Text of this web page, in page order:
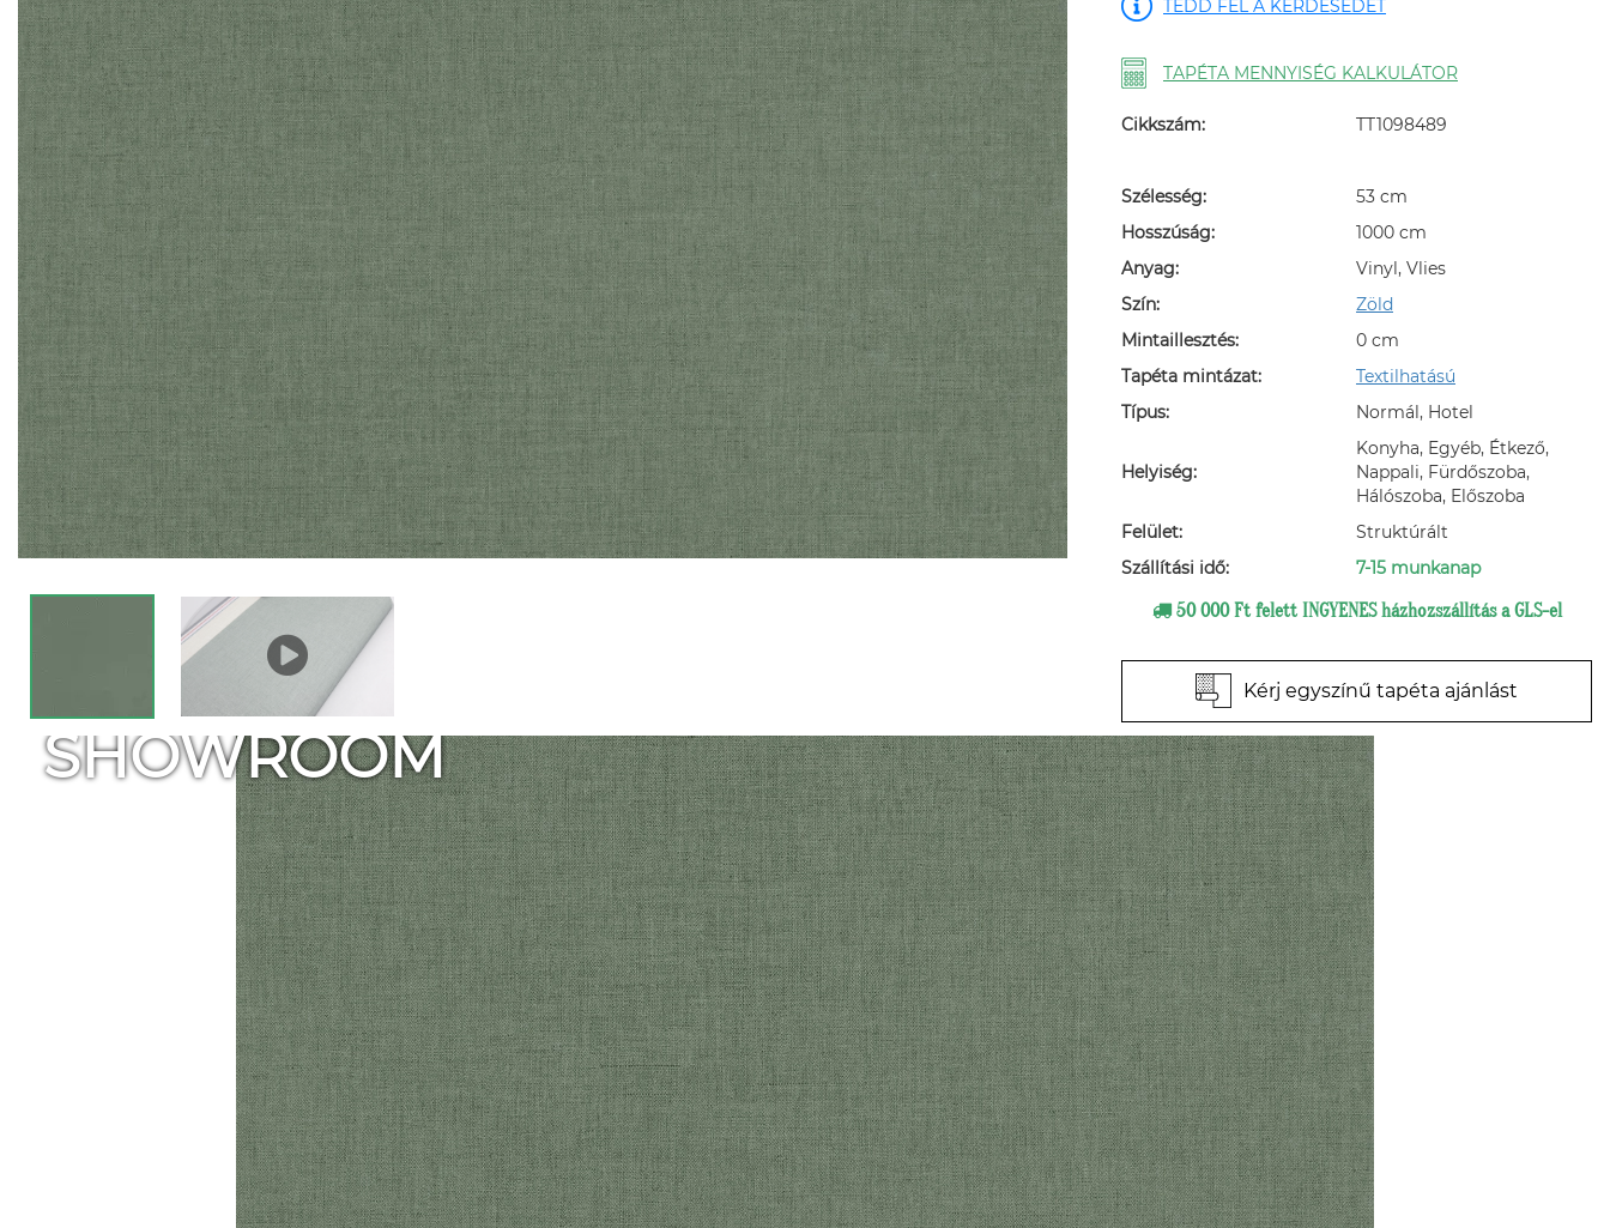
TEDD FEL A KÉRDÉSEDET
TAPÉTA MENNYISÉG KALKULÁTOR
Cikkszám: TT1098489
Szélesség:
53 cm
Hosszúság:
1000 cm
Anyag:
Vinyl, Vlies
Szín:
Zöld
Mintaillesztés:
0 cm
Tapéta mintázat:
Textilhatású
Típus:
Normál, Hotel
Helyiség:
Konyha, Egyéb, Étkező,
Nappali, Fürdőszoba,
Hálószoba, Előszoba
Felület:
Struktúrált
Szállítási idő:
7-15 munkanap
50 000 Ft felett INGYENES házhozszállítás a GLS-el
Kérj egyszínű tapéta ajánlást
SHOWROOM